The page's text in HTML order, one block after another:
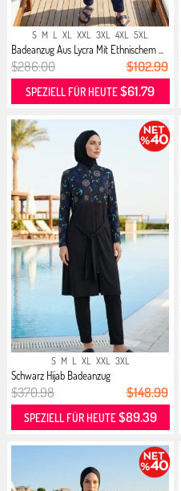
S M L XL XXL 3XL 4XL 5XL
Badeanzug Aus Lycra Mit Ethnischem ...
$286.00 $102.99
SPEZIELL FÜR HEUTE$61.79
S M L XL XXL 3XL
Schwarz Hijab Badeanzug
$370.98 $148.99
SPEZIELL FÜR HEUTE$89.39